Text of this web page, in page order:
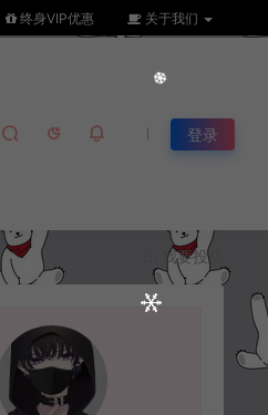
终身VIP优惠 关于我们
登录
我要投稿